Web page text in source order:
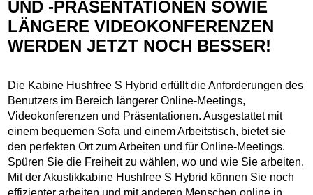
UND -PRÄSENTATIONEN SOWIE
LÄNGERE VIDEOKONFERENZEN
WERDEN JETZT NOCH BESSER!
Die Kabine Hushfree S Hybrid erfüllt die Anforderungen des
Benutzers im Bereich längerer Online-Meetings,
Videokonferenzen und Präsentationen. Ausgestattet mit
einem bequemen Sofa und einem Arbeitstisch, bietet sie
den perfekten Ort zum Arbeiten und für Online-Meetings.
Spüren Sie die Freiheit zu wählen, wo und wie Sie arbeiten.
Mit der Akustikkabine Hushfree S Hybrid können Sie noch
effizienter arbeiten und mit anderen Menschen online in